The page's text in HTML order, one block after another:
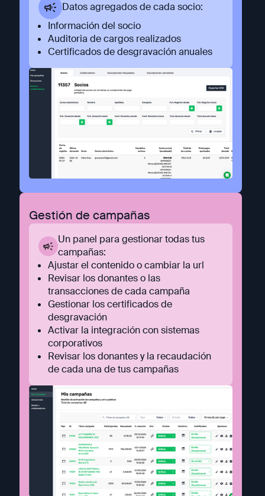
Datos agregados de cada socio:
Información del socio
Auditoria de cargos realizados
Certificados de desgravación anuales
Gestión de campañas
Un panel para gestionar todas tus
campañas:
Ajustar el contenido o cambiar la url
Revisar los donantes o las
transacciones de cada campaña
Gestionar los certificados de
desgravación
Activar la integración con sistemas
corporativos
Revisar los donantes y la recaudación
de cada una de tus campañas